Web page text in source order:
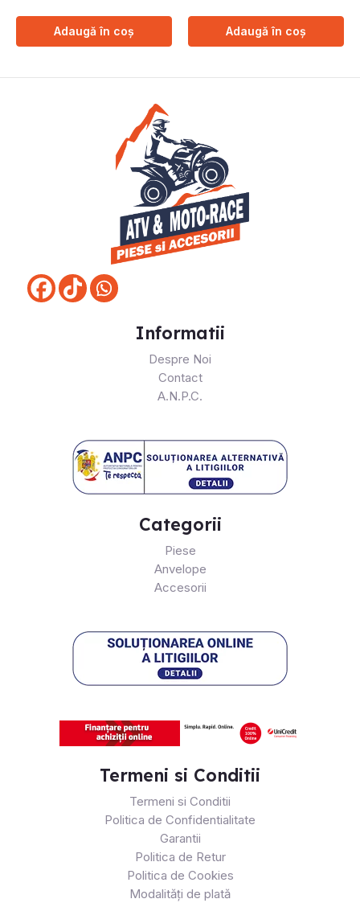
Adaugă în coș Adaugă în coș
Informatii
Despre Noi
Contact
A.N.P.C.
Categorii
Piese
Anvelope
Accesorii
Termeni si Conditii
Termeni si Conditii
Politica de Confidentialitate
Garantii
Politica de Retur
Politica de Cookies
Modalități de plată